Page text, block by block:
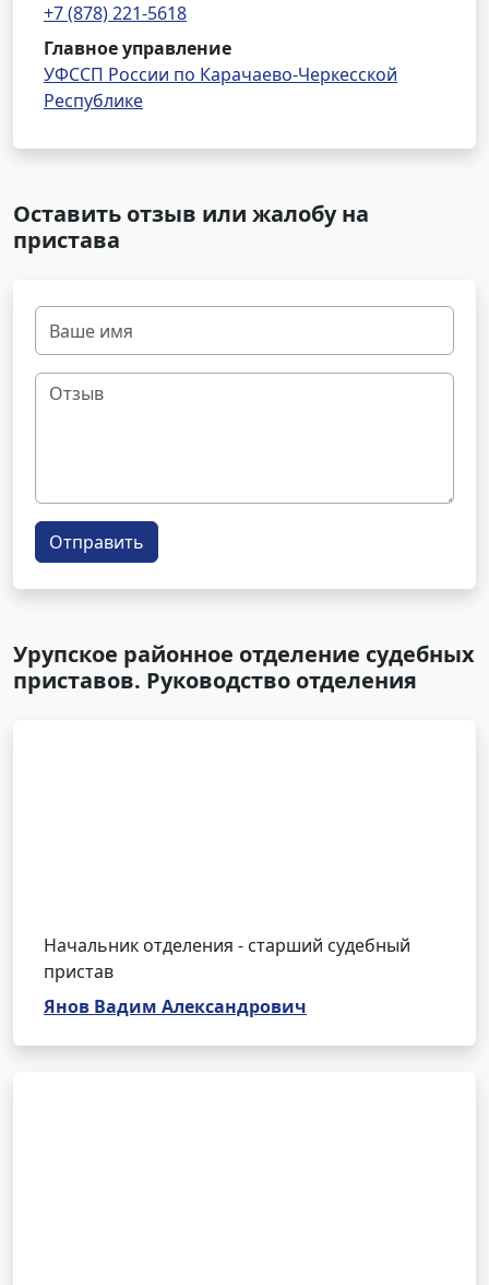
+7 (878) 221-5618
Главное управление
УФССП России по Карачаево-Черкесской
Республике
Оставить отзыв или жалобу на
пристава
Отправить
Урупское районное отделение судебных
приставов. Руководство отделения
Начальник отделения - старший судебный
пристав
Янов Вадим Александрович